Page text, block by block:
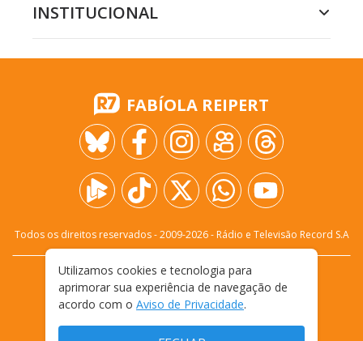
INSTITUCIONAL
FABÍOLA REIPERT
Todos os direitos reservados - 2009-2026- Rádio e Televisão Record S.A
FALE CONOSCO
PRIVACIDADE
TERMOS E CONDIÇÕES DE USO
Utilizamos cookies e tecnologia para
aprimorar sua experiência de navegação de
acordo com o Aviso de Privacidade.